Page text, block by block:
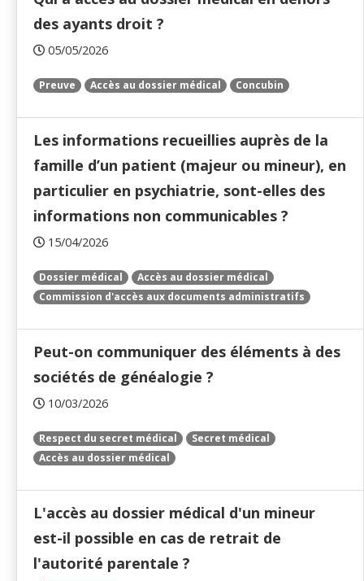
des ayants droit ?
05/05/2026
Preuve Accès au dossier médical Concubin
Les informations recueillies auprès de la
famille d’un patient (majeur ou mineur), en
particulier en psychiatrie, sont-elles des
informations non communicables ?
15/04/2026
Dossier médical
Accès au dossier médical
Commission d'accès aux documents administratifs
Peut-on communiquer des éléments à des
sociétés de généalogie ?
10/03/2026
Respect du secret médical
Secret médical
Accès au dossier médical
L'accès au dossier médical d'un mineur
est-il possible en cas de retrait de
l'autorité parentale ?